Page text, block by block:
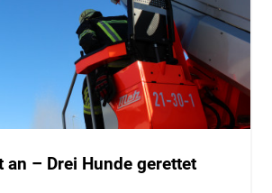
an – Drei Hunde gerettet